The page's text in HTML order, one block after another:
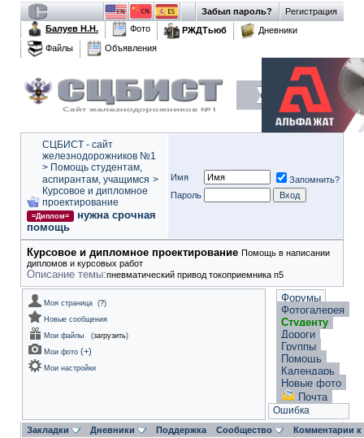
Регистрация
Забыл пароль?
Балуев Н.Н.
Фото РЖДТьюб
Дневники
Файлы
Объявления
СЦБИСТ - сайт
железнодорожников №1
> Помощь студентам,
аспирантам, учащимся >
Курсовое и дипломное
проектирование
=Диплом=
нужна срочная
помощь
Имя
Запомнить?
Пароль
Курсовое и дипломное проектирование Помощь в написании
дипломов и курсовых работ
Описание темы:пневматический привод токоприемника п5
Моя страница (?)
Новые сообщения
Мои файлы
(загрузить)
Мои фото (+)
Мои настройки
Форумы
Фотогалерея
Студенту
Дороги
Группы
Помощь
Календарь
Новые фото
Почта
Ошибка
Закладки Дневники Поддержка Сообщество Комментарии